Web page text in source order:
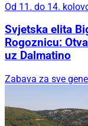
Od 11. do 14.
Svjetska elita
Rogoznicu:
uz Dalmatino
Zabava za sve